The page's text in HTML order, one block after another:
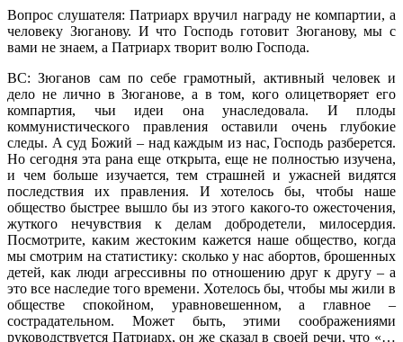
Вопрос слушателя: Патриарх вручил награду не компартии, а
человеку Зюганову. И что Господь готовит Зюганову, мы с
вами не знаем, а Патриарх творит волю Господа.
ВС: Зюганов сам по себе грамотный, активный человек и
дело не лично в Зюганове, а в том, кого олицетворяет его
компартия, чьи идеи она унаследовала. И плоды
коммунистического правления оставили очень глубокие
следы. А суд Божий – над каждым из нас, Господь разберется.
Но сегодня эта рана еще открыта, еще не полностью изучена,
и чем больше изучается, тем страшней и ужасней видятся
последствия их правления. И хотелось бы, чтобы наше
общество быстрее вышло бы из этого какого-то ожесточения,
жуткого нечувствия к делам добродетели, милосердия.
Посмотрите, каким жестоким кажется наше общество, когда
мы смотрим на статистику: сколько у нас абортов, брошенных
детей, как люди агрессивны по отношению друг к другу – а
это все наследие того времени. Хотелось бы, чтобы мы жили в
обществе спокойном, уравновешенном, а главное –
сострадательном. Может быть, этими соображениями
руководствуется Патриарх, он же сказал в своей речи, что «…